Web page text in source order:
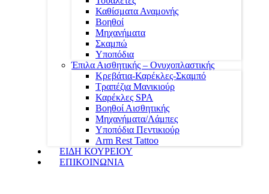
Καθίσματα Αναμονής
Βοηθοί
Μηχανήματα
Σκαμπώ
Υποπόδια
Έπιλα Αισθητικής – Ονυχοπλαστικής
Κρεβάτια-Καρέκλες-Σκαμπό
Τραπέζια Μανικιούρ
Καρέκλες SPA
Βοηθοί Αισθητικής
Μηχανήματα/Λάμπες
Υποπόδια Πεντικιούρ
Arm Rest Tattoo
ΕΙΔΗ ΚΟΥΡΕΙΟΥ
ΕΠΙΚΟΙΝΩΝΙΑ